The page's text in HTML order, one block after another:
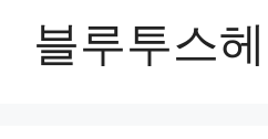
블루투스